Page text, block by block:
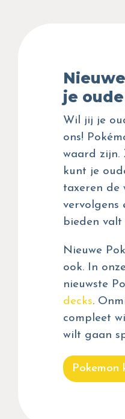
je
Wil jij je
ons!
waard zijn.
kunt je
taxeren de
vervolgens
bieden valt
Nieuwe
ook. In
nieuwste
decks.
compleet
wilt gaan
Pokemon